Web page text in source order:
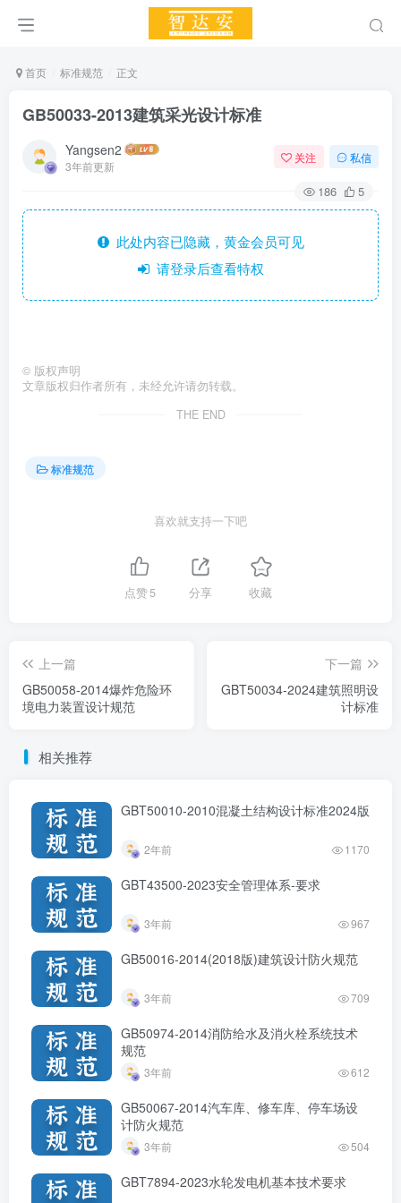
首页 标准规范 正文
GB50033-2013建筑采光设计标准
Yangsen2
3年前更新
关注 私信
186 5
此处内容已隐藏，黄金会员可见
请登录后查看特权
© 版权声明
文章版权归作者所有，未经允许请勿转载。
THE END
标准规范
喜欢就支持一下吧
点赞5 分享 收藏
上一篇
GB50058-2014爆炸危险环
境电力装置设计规范
下一篇
GBT50034-2024建筑照明设
计标准
相关推荐
GBT50010-2010混凝土结构设计标准2024版
2年前 1170
GBT43500-2023安全管理体系-要求
3年前 967
GB50016-2014(2018版)建筑设计防火规范
3年前 709
GB50974-2014消防给水及消火栓系统技术
规范
3年前 612
GB50067-2014汽车库、修车库、停车场设
计防火规范
3年前 504
GBT7894-2023水轮发电机基本技术要求